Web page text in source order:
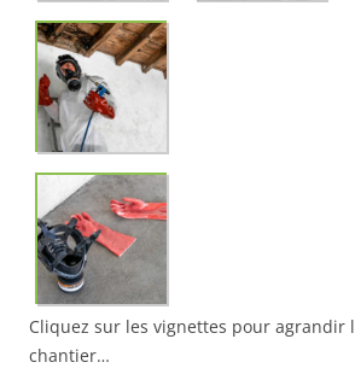
Cliquez sur les vignettes pour agrandir
chantier…